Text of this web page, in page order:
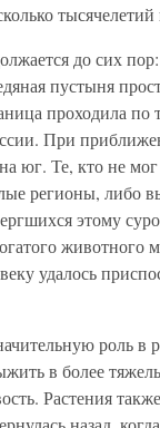
тысячелетий
до сих
пустыня
проходила по
При
юг. Те, кто не
регионы, либо
этому
животного
удалось
роль в
в более
Растения